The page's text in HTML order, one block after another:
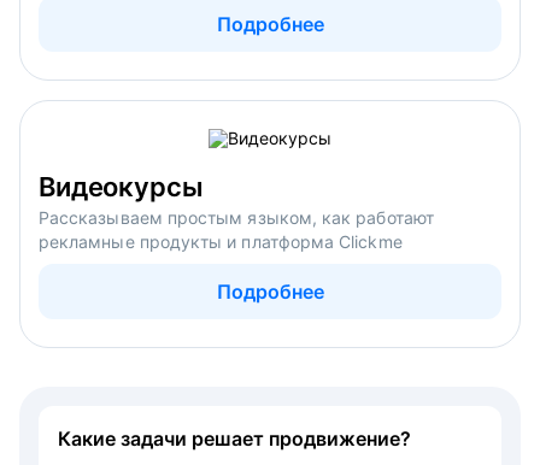
Подробнее
Видеокурсы
Рассказываем простым языком, как работают
рекламные продукты и платформа Clickme
Подробнее
Какие задачи решает продвижение?